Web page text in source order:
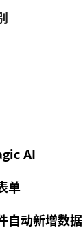
AI
单
自动新增数据